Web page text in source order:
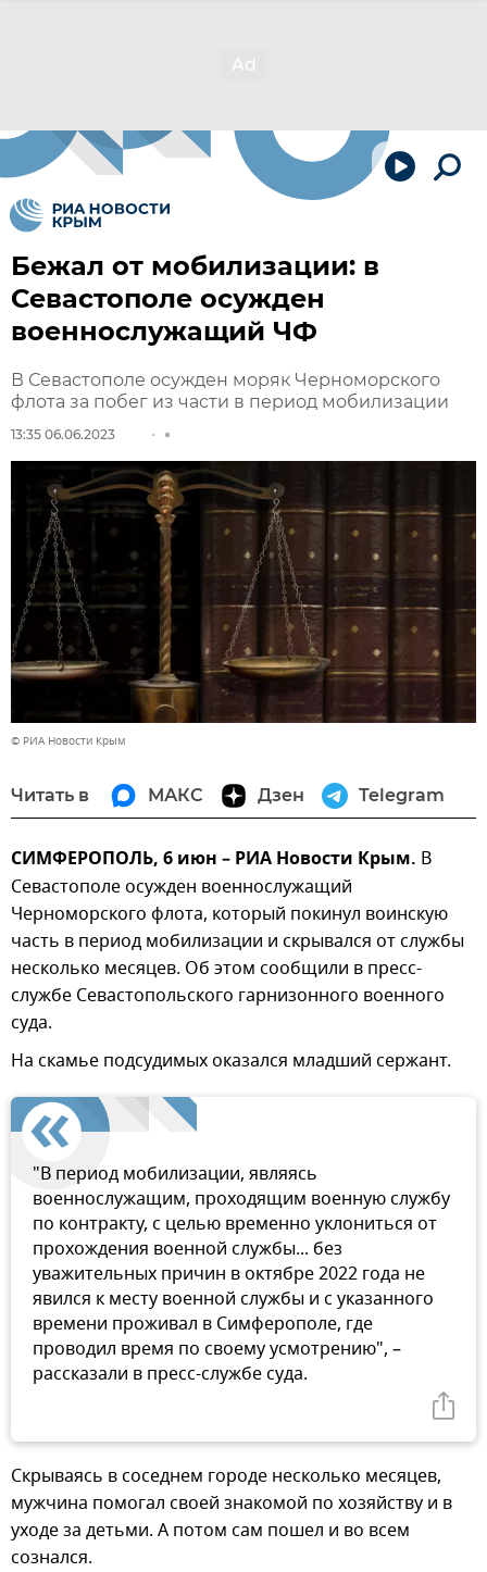
Бежал от мобилизации: в
Севастополе осужден
военнослужащий ЧФ
В Севастополе осужден моряк Черноморского
флота за побег из части в период мобилизации
13:35 06.06.2023
© РИА Новости Крым
Читать в МАКС Дзен Telegram
СИМФЕРОПОЛЬ, 6 июн – РИА Новости Крым. В
Севастополе осужден военнослужащий
Черноморского флота, который покинул воинскую
часть в период мобилизации и скрывался от службы
несколько месяцев. Об этом сообщили в пресс-
службе Севастопольского гарнизонного военного
суда.
На скамье подсудимых оказался младший сержант.
"В период мобилизации, являясь
военнослужащим, проходящим военную службу
по контракту, с целью временно уклониться от
прохождения военной службы... без
уважительных причин в октябре 2022 года не
явился к месту военной службы и с указанного
времени проживал в Симферополе, где
проводил время по своему усмотрению", –
рассказали в пресс-службе суда.
Скрываясь в соседнем городе несколько месяцев,
мужчина помогал своей знакомой по хозяйству и в
уходе за детьми. А потом сам пошел и во всем
сознался.